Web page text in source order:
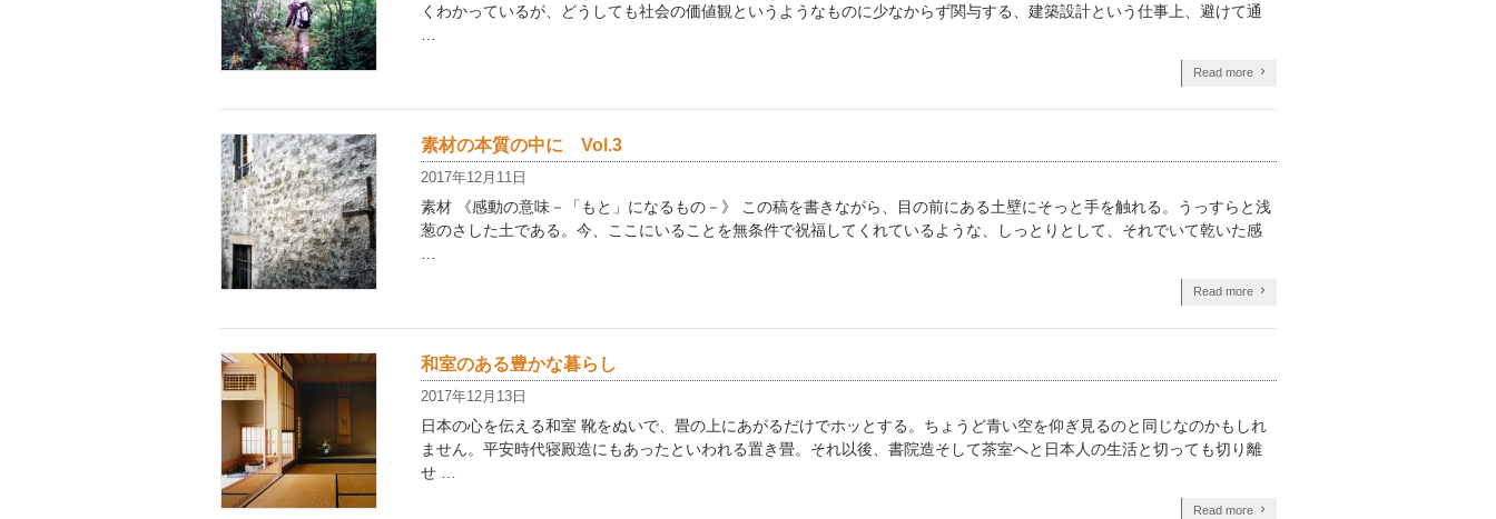
くわかっているが、どうしても社会の価値観というようなものに少なからず関与する、建築設計という仕事上、避けて通
Read more
素材の本質の中に Vol.3
2017年12月11日
素材 《感動の意味－「もと」になるもの－》 この稿を書きながら、目の前にある土壁にそっと手を触れる。うっすらと浅
葱のさした土である。今、ここにいることを無条件で祝福してくれているような、しっとりとして、それでいて乾いた感
Read more
和室のある豊かな暮らし
2017年12月13日
日本の心を伝える和室 靴をぬいで、畳の上にあがるだけでホッとする。ちょうど青い空を仰ぎ見るのと同じなのかもしれ
ません。平安時代寝殿造にもあったといわれる置き畳。それ以後、書院造そして茶室へと日本人の生活と切っても切り離
せ …
Read more